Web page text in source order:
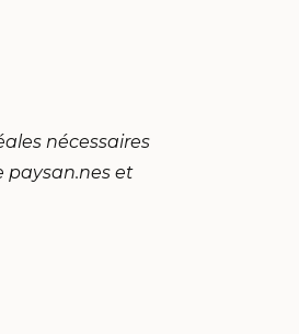
nécessaires
paysan.nes et